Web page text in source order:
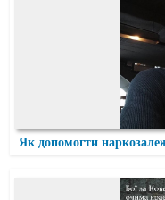
Як допомогти